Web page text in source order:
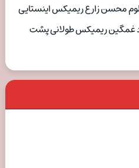
محسن زارع ریمیکس اینستایی
غمگین ریمیکس طولانی پشت